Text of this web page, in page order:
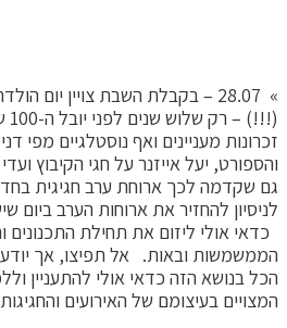
זכרונות מעניינים ואף נוסטלגיים מפי
והספורט, יעל אייזנר על חגי הקיבוץ
גם שקדמה לכך ארוחת ערב חגיגית
לניסיון להחזיר את ארוחות הערב
כדאי אולי ליזום את תחילת התכנונים
הממשמשות ובאות. אל תפיצו, אך
הכל בנושא הזה כדאי אולי להתעניין
המצויים בעיצומם של האירועים